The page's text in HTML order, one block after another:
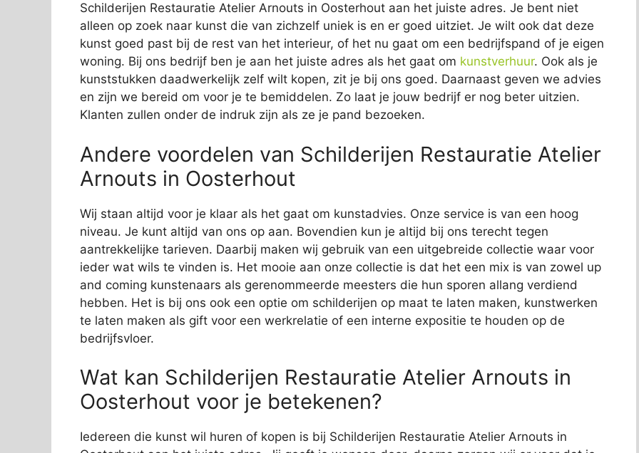
Schilderijen Restauratie Atelier Arnouts in Oosterhout aan het juiste adres. Je bent niet
alleen op zoek naar kunst die van zichzelf uniek is en er goed uitziet. Je wilt ook dat deze
kunst goed past bij de rest van het interieur, of het nu gaat om een bedrijfspand of je eigen
woning. Bij ons bedrijf ben je aan het juiste adres als het gaat om kunstverhuur. Ook als je
kunststukken daadwerkelijk zelf wilt kopen, zit je bij ons goed. Daarnaast geven we advies
en zijn we bereid om voor je te bemiddelen. Zo laat je jouw bedrijf er nog beter uitzien.
Klanten zullen onder de indruk zijn als ze je pand bezoeken.
Andere voordelen van Schilderijen Restauratie Atelier
Arnouts in Oosterhout
Wij staan altijd voor je klaar als het gaat om kunstadvies. Onze service is van een hoog
niveau. Je kunt altijd van ons op aan. Bovendien kun je altijd bij ons terecht tegen
aantrekkelijke tarieven. Daarbij maken wij gebruik van een uitgebreide collectie waar voor
ieder wat wils te vinden is. Het mooie aan onze collectie is dat het een mix is van zowel up
and coming kunstenaars als gerenommeerde meesters die hun sporen allang verdiend
hebben. Het is bij ons ook een optie om schilderijen op maat te laten maken, kunstwerken
te laten maken als gift voor een werkrelatie of een interne expositie te houden op de
bedrijfsvloer.
Wat kan Schilderijen Restauratie Atelier Arnouts in
Oosterhout voor je betekenen?
Iedereen die kunst wil huren of kopen is bij Schilderijen Restauratie Atelier Arnouts in